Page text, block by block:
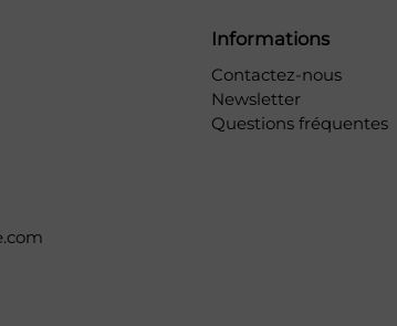
Informations
Contactez-nous
Newsletter
Questions fréquentes